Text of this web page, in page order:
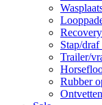
Stap/draf
Trailer/
Rubber